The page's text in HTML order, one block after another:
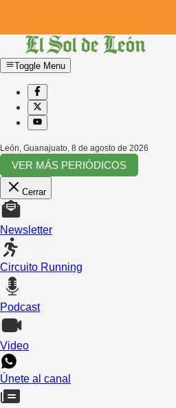
Toggle Menu
León, Guanajuato, 8 de agosto de 2026
VER MÁS PERIÓDICOS
Cerrar
Newsletter
Circuito Running
Podcast
Video
Únete al canal